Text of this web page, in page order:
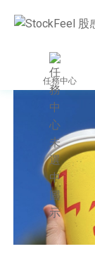
任務中心